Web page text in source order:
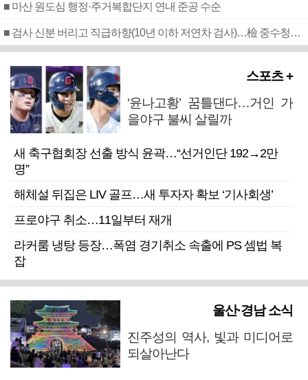
■ 마산 원도심 행정·주거복합단지 연내 준공 수순
■ 검사 신분 버리고 직급하향(10년 이하 저연차 검사)…檢 중수청행 기피
스포츠 +
‘윤나고황’ 꿈틀댄다…거인 가
을야구 불씨 살릴까
새 축구협회장 선출 방식 윤곽…“선거인단 192→2만
명”
해체설 뒤집은 LIV 골프…새 투자자 확보 ‘기사회생’
프로야구 취소…11일부터 재개
라커룸 냉탕 등장…폭염 경기취소 속출에 PS 셈법 복
잡
울산·경남 소식
진주성의 역사, 빛과 미디어로
되살아난다